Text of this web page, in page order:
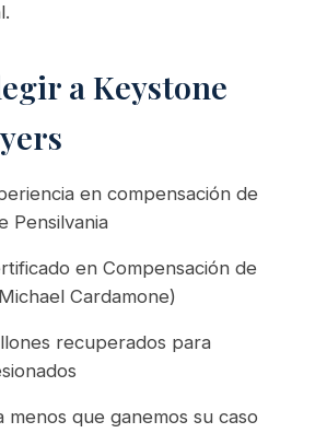
a Keystone
en compensación de
Pensilvania
en Compensación de
Cardamone)
recuperados para
menos que ganemos su caso